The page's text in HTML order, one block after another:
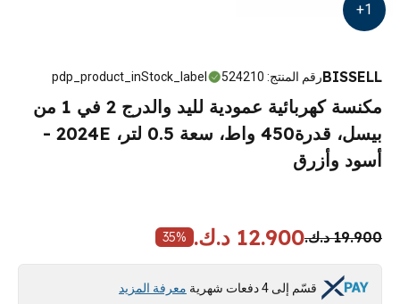
1
+
BISSELLرقم المنتج:
524210
pdp_product_inStock_label
مكنسة كهربائية عمودية لليد والدرج 2 في 1 من
بيسل، قدرة450 واط، سعة 0.5 لتر، 2024E -
أسود وأزرق
19.900 د.ك. 12.900 د.ك. 35%
قسّم إلى 4 دفعات شهرية معرفة المزيد